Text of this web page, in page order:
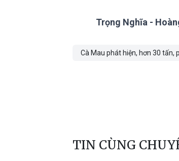
Trọng Nghĩa -
Cà Mau phát hiện, hơn 30 tấn,
TIN CÙNG